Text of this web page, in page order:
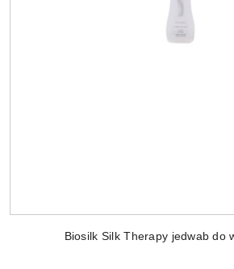
Biosilk Silk Therapy jedwab do